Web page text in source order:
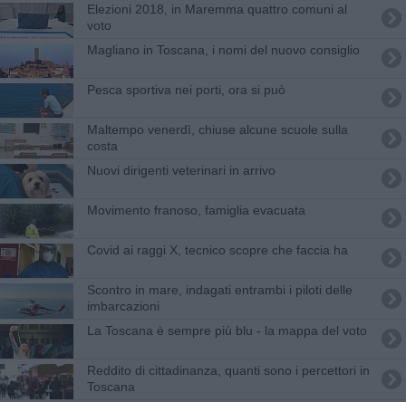
Elezioni 2018, in Maremma quattro comuni al
voto
Magliano in Toscana, i nomi del nuovo consiglio
Pesca sportiva nei porti, ora si può
Maltempo venerdì, chiuse alcune scuole sulla
costa
Nuovi dirigenti veterinari in arrivo
Movimento franoso, famiglia evacuata
Covid ai raggi X, tecnico scopre che faccia ha
Scontro in mare, indagati entrambi i piloti delle
imbarcazioni
La Toscana è sempre più blu - la mappa del voto
Reddito di cittadinanza, quanti sono i percettori in
Toscana